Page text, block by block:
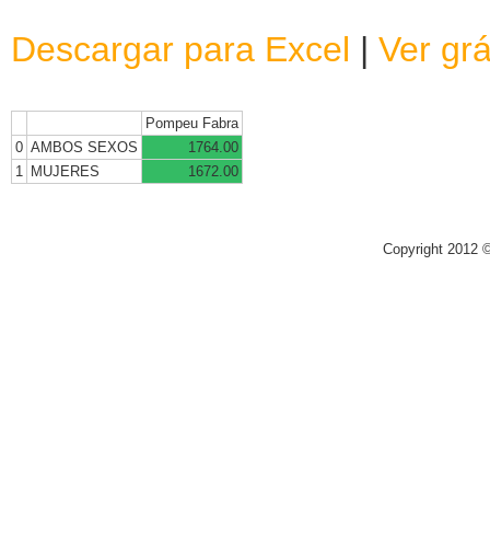
Descargar para Excel | Ver
Pompeu Fabra
0 AMBOS SEXOS
1764.00
1
MUJERES 1672.00
Copyright 2012